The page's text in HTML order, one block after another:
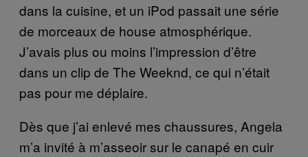
dans la cuisine, et un iPod passait une série
de morceaux de house atmosphérique.
J’avais plus ou moins l’impression d’être
dans un clip de The Weeknd, ce qui n’était
pas pour me déplaire.
Dès que j’ai enlevé mes chaussures, Angela
m’a invité à m’asseoir sur le canapé en cuir